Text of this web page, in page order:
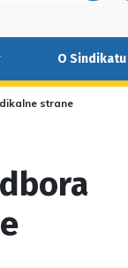
O
strane